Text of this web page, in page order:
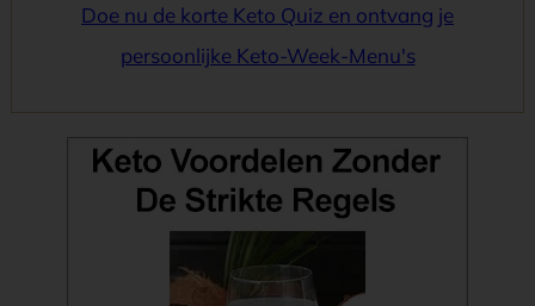
Doe nu de korte Keto Quiz en ontvang je
persoonlijke Keto-Week-Menu's